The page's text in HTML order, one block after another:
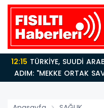
12:15
ADIM: "MEKKE ORTAK